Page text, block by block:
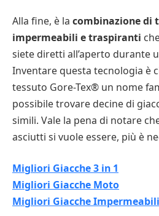
Alla fine, è la combinazione di
impermeabili e traspiranti
siete diretti all’aperto durante
Inventare questa tecnologia è
tessuto Gore-Tex® un nome
possibile trovare decine di
simili. Vale la pena di notare
asciutti si vuole essere, più è
Migliori Giacche 3 in 1
Migliori Giacche Moto
Migliori Giacche Impermeabili